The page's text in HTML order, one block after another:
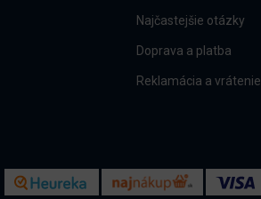
Najčastejšie otázky
Doprava a platba
Reklamácia a vrátenie